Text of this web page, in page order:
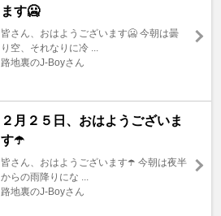
ます🥶
皆さん、おはようございます🥶 今朝は曇
り空、それなりに冷 ...
路地裏のJ-Boyさん
２月２５日、おはようございま
す☂️
皆さん、おはようございます☂️ 今朝は夜半
からの雨降りにな ...
路地裏のJ-Boyさん